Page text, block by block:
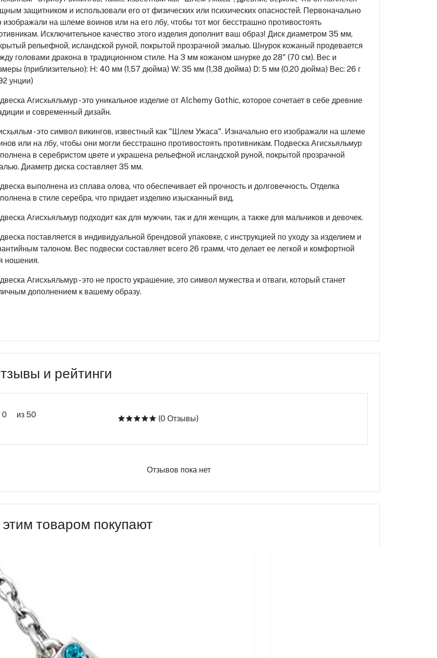
защитником и использовали его от физических или психических опасностей. Первоначально
изображали на шлеме воинов или на его лбу, чтобы тот мог бесстрашно противостоять
Исключительное качество этого изделия дополнит ваш образ! Диск диаметром 35 мм,
рельефной, исландской руной, покрытой прозрачной эмалью. Шнурок кожаный продевается
головами дракона в традиционном стиле. На 3 мм кожаном шнурке до 28" (70 см). Вес и
(приблизительно): H: 40 мм (1,57 дюйма) W: 35 мм (1,38 дюйма) D: 5 мм (0,20 дюйма) Вес: 26 г
унции)
Агисхьяльмур - это уникальное изделие от Alchemy Gothic, которое сочетает в себе древние
и современный дизайн.
- это символ викингов, известный как "Шлем Ужаса". Изначально его изображали на шлеме
или на лбу, чтобы они могли бесстрашно противостоять противникам. Подвеска Агисхьяльмур
в серебристом цвете и украшена рельефной исландской руной, покрытой прозрачной
Диаметр диска составляет 35 мм.
выполнена из сплава олова, что обеспечивает ей прочность и долговечность. Отделка
в стиле серебра, что придает изделию изысканный вид.
Агисхьяльмур подходит как для мужчин, так и для женщин, а также для мальчиков и девочек.
поставляется в индивидуальной брендовой упаковке, с инструкцией по уходу за изделием и
талоном. Вес подвески составляет всего 26 грамм, что делает ее легкой и комфортной
ношения.
Агисхьяльмур - это не просто украшение, это символ мужества и отваги, который станет
дополнением к вашему образу.
и рейтинги
0 из 50 (0 Отзывы)
Отзывов пока нет
товаром покупают